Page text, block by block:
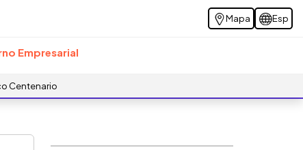
Mapa Esp
Empresarial
Centenario